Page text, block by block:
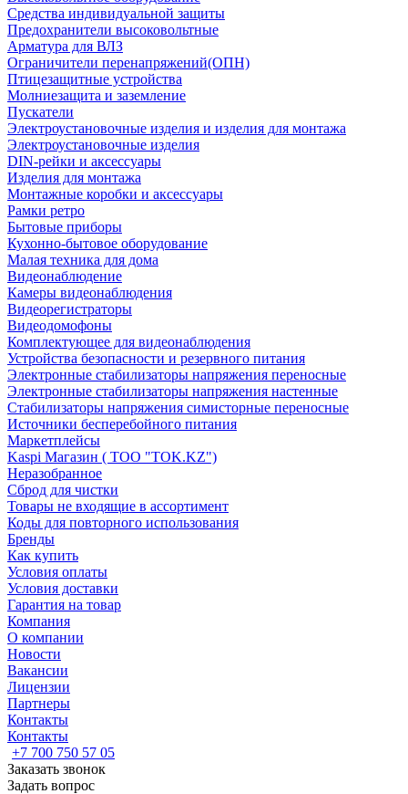
Средства индивидуальной защиты
Предохранители высоковольтные
Арматура для ВЛЗ
Ограничители перенапряжений(ОПН)
Птицезащитные устройства
Молниезащита и заземление
Пускатели
Электроустановочные изделия и изделия для монтажа
Электроустановочные изделия
DIN-рейки и аксессуары
Изделия для монтажа
Монтажные коробки и аксессуары
Рамки ретро
Бытовые приборы
Кухонно-бытовое оборудование
Малая техника для дома
Видеонаблюдение
Камеры видеонаблюдения
Видеорегистраторы
Видеодомофоны
Комплектующее для видеонаблюдения
Устройства безопасности и резервного питания
Электронные стабилизаторы напряжения переносные
Электронные стабилизаторы напряжения настенные
Стабилизаторы напряжения симисторные переносные
Источники бесперебойного питания
Маркетплейсы
Kaspi Магазин ( ТОО "TOK.KZ")
Неразобранное
Сброд для чистки
Товары не входящие в ассортимент
Коды для повторного использования
Бренды
Как купить
Условия оплаты
Условия доставки
Гарантия на товар
Компания
О компании
Новости
Вакансии
Лицензии
Партнеры
Контакты
Контакты
+7 700 750 57 05
Заказать звонок
Задать вопрос